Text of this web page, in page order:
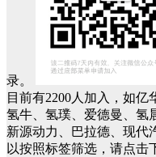
录。
目前有2200人加入，如亿
氢牛、氢璞、爱德曼、氢
新源动力、巴拉德、现代
以按照标签筛选，请点击